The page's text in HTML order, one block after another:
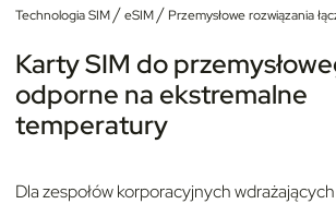
Technologia SIM/eSIM/ Przemysłowe rozwiązania
Karty SIM do
odporne na ekstremalne
temperatury
Dla zespołów korporacyjnych wdrażających